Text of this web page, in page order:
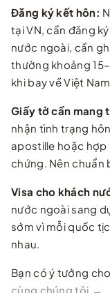
Đăng ký kết hôn:
tại VN, cần đăng
nước ngoài, cần
thường khoảng
khi bay về Việt Nam.
Giấy tờ cần mang
nhận tình trạng
apostille hoặc hợp
chứng. Nên chuẩn
Visa cho khách
nước ngoài sang
sớm vì mỗi quốc
nhau.
Bạn có ý tưởng
cùng chúng tôi →